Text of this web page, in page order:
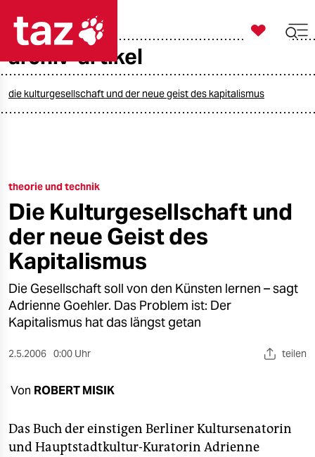
taz zahl ich
öko
gesellschaft
kultur
sport
berlin
nord
verlag

taz zahl ich
archiv-artikel
die kulturgesellschaft und der neue geist des kapitalismus
theorie und technik
Die Kulturgesellschaft und
der neue Geist des
Kapitalismus
Die Gesellschaft soll von den Künsten lernen – sagt
Adrienne Goehler. Das Problem ist: Der
Kapitalismus hat das längst getan
2.5.2006 0:00 Uhr teilen
Von ROBERT MISIK
Das Buch der einstigen Berliner Kultursenatorin
und Hauptstadtkultur-Kuratorin Adrienne